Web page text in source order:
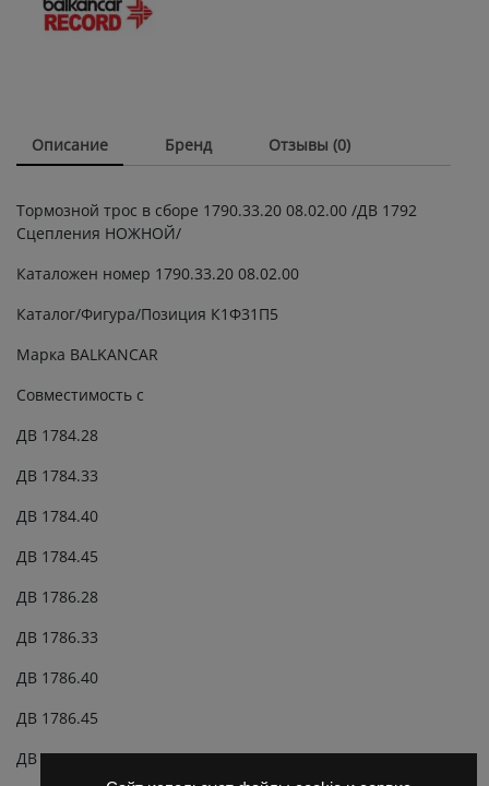
08.02.00
/
В
СБОРЕ/
Описание Бренд Отзывы (0)
Тормозной трос в сборе 1790.33.20 08.02.00 /ДВ 1792
Сцепления НОЖНОЙ/
Каталожен номер 1790.33.20 08.02.00
Каталог/Фигура/Позиция К1Ф31П5
Марка BALKANCAR
Совместимость с
ДВ 1784.28
ДВ 1784.33
ДВ 1784.40
ДВ 1784.45
ДВ 1786.28
ДВ 1786.33
ДВ 1786.40
ДВ 1786.45
ДВ 1788.28